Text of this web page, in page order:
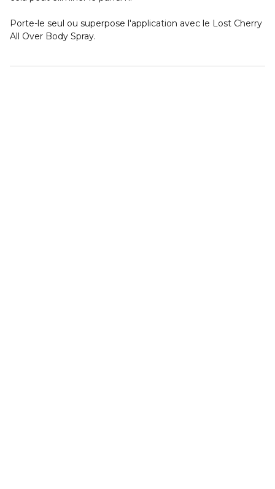
Porte-le seul ou superpose l'application avec le Lost Cherry
All Over Body Spray.